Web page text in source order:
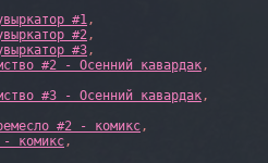
#1,
#2,
#3,
#2 - Осенний кавардак,
#3 - Осенний кавардак,
#2 - комикс,
- комикс,